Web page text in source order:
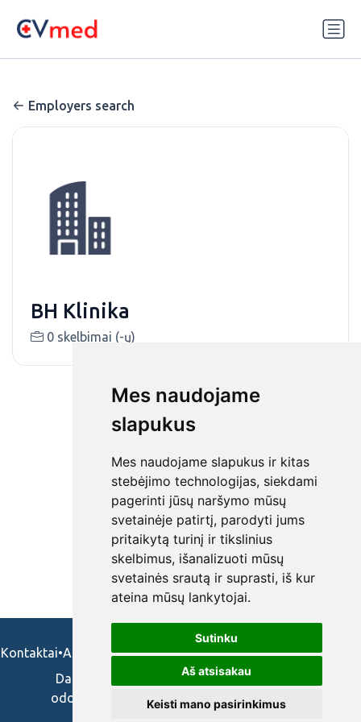
Mes naudojame
slapukus
Mes naudojame slapukus ir kitas
stebėjimo technologijas, siekdami
pagerinti jūsų naršymo mūsų
svetainėje patirtį, parodyti jums
pritaikytą turinį ir tikslinius
skelbimus, išanalizuoti mūsų
svetainės srautą ir suprasti, iš kur
ateina mūsų lankytojai.
Sutinku
Aš atsisakau
Keisti mano pasirinkimus
Employers search
BH Klinika
0 skelbimai (-ų)
Kontaktai•Apie mus•Naudojimosi taisykės•Privatumo politika
Darbo skelbimai ir pasiūlymai: gydytojams,
odontologams, slaugytojams, veterinarams,